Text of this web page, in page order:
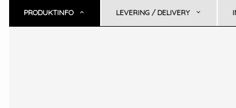
PRODUKTINFO LEVERING / DELIVERY